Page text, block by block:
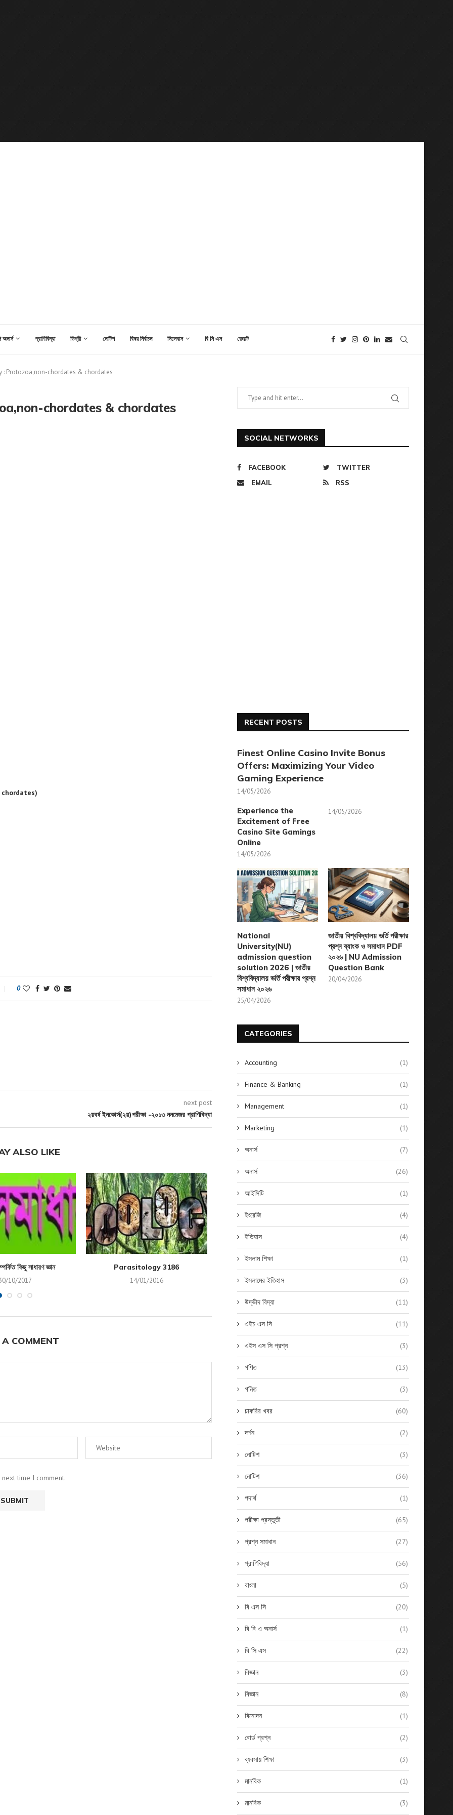
অনার্স প্রাণিবিদ্যা ডিগ্রী নোটিশ বিষয় নির্বাচন সিলেবাস বি সি এস রেজাল্ট
: Protozoa,non-chordates & chordates
chordates & chordates
chordates)
0
next post
২য়বর্ষ ইনকোর্স(২য়)পরীক্ষা -২০১৩ ননমেজর প্রাণিবিদ্যা
ALSO LIKE
কিছু সাধারণ জ্ঞান
10/2017
Parasitology 3186
14/01/2016 27/12/2015 26/12/2015
A COMMENT
time I comment.
SOCIAL NETWORKS
FACEBOOK
TWITTER
EMAIL
RSS
RECENT POSTS
Finest Online Casino Invite Bonus
Offers: Maximizing Your Video
Gaming Experience
14/05/2026
Experience the
Excitement of Free
Casino Site Gamings
Online
14/05/2026
14/05/2026
National
University(NU)
admission question
solution 2026 | জাতীয়
বিশ্ববিদ্যালয় ভর্তি পরীক্ষার প্রশ্ন
সমাধান ২০২৬
25/04/2026
জাতীয় বিশ্ববিদ্যালয় ভর্তি পরীক্ষার
প্রশ্ন ব্যাংক ও সমাধান PDF
২০২৬ | NU Admission
Question Bank
20/04/2026
CATEGORIES
Accounting (1)
Finance & Banking (1)
Management (1)
Marketing (1)
অনার্স (7)
অনার্স (26)
আইসিটি (1)
ইংরেজি (4)
ইতিহাস (4)
ইসলাম শিক্ষা (1)
ইসলামের ইতিহাস (3)
উদ্ভীদ বিদ্যা (11)
এইচ এস সি (11)
এইস এস সি প্রশ্ন (3)
গণিত (13)
গনিত (3)
চাকরির খবর (60)
দর্শন (2)
নোটিশ (3)
নোটিশ (36)
পদার্থ (1)
পরীক্ষা প্রস্তুতী (65)
প্রশ্ন সমাধান (27)
প্রাণিবিদ্যা (56)
বাংলা (5)
বি এস সি (20)
বি বি এ অনার্স (1)
বি সি এস (22)
বিজ্ঞান (3)
বিজ্ঞান (8)
বিনোদন (1)
বোর্ড প্রশ্ন (2)
ব্যবসায় শিক্ষা (3)
মানবিক (1)
মানবিক (3)